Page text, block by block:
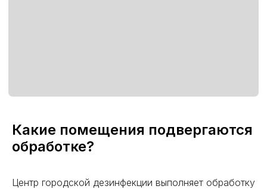
Какие помещения подвергаются
обработке?
Центр городской дезинфекции выполняет обработку